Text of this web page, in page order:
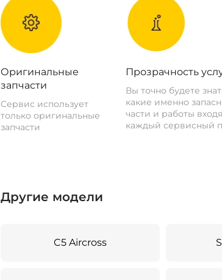
Оригинальные
запчасти
Сервис использует
только оригинальные
запчасти
Прозрачность
Вы точно будете
какие именно
части и работы
каждый сервисный
Другие модели
C5 Aircross